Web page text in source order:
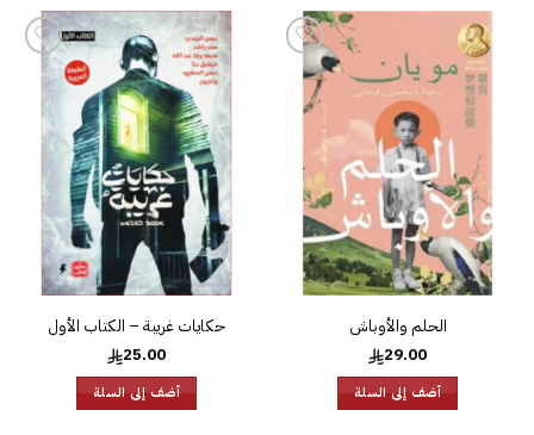
إضافة
إلى
قائمة
الرغبات
الحلم والأوباش
29.00
أضف إلى السلة
إضافة
قائمة
الرغبات
حكايات غريبة – الكتاب الأول
25.00
أضف إلى السلة